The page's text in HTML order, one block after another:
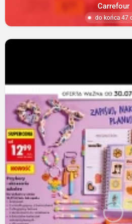
Carrefour
do końca 47